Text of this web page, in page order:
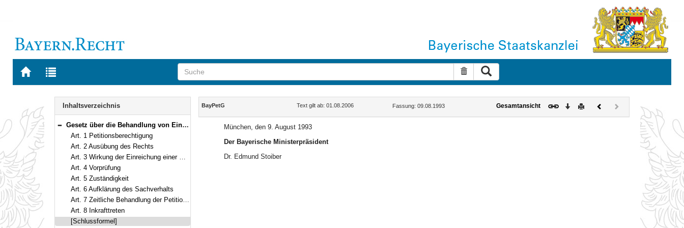
Zur
BAYERN.RECHT
Zur
letzten
Suche zurücksetzen
Navigation
Inhaltsverzeichnis
Bereich reduzieren
Gesetz über die Behandlung von Eingaben und Beschwerden an den Bayerischen Landtag nach Art. 115 der Verfassung (Bayerisches Petitionsgesetz – BayPetG) Vom 9. August 1993 (GVBl. S. 544) BayRS 1100-5-I (Art. 1–8)
Art. 1 Petitionsberechtigung
Art. 2 Ausübung des Rechts
Art. 3 Wirkung der Einreichung einer Petition
Art. 4 Vorprüfung
Art. 5 Zuständigkeit
Art. 6 Aufklärung des Sachverhalts
Art. 7 Zeitliche Behandlung der Petitionen
Art. 8 Inkrafttreten
[Schlussformel]
Inhalt
BayPetG Text gilt ab: 01.08.2006 Fassung: 09.08.1993 Gesamtansicht Download
DruckenVorherigesNächstes
Dokument
(inaktiv)
München, den 9. August 1993
Der Bayerische Ministerpräsident
Dr. Edmund Stoiber